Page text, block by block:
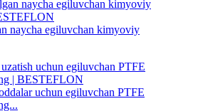
naycha egiluvchan kimyoviy
uchun egiluvchan PTFE